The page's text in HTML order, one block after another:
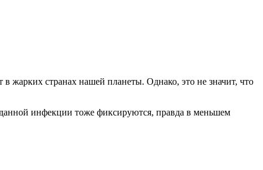
жарких странах нашей планеты. Однако, это не значит, что
инфекции тоже фиксируются, правда в меньшем